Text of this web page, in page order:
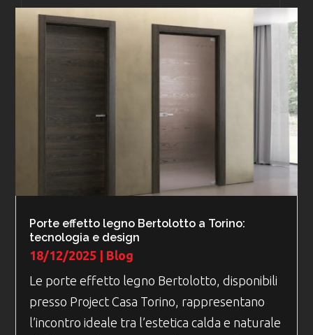
Porte effetto legno Bertolotto a Torino:
tecnologia e design
18/12/2025 | Blog
Le porte effetto legno Bertolotto, disponibili
presso Project Casa Torino, rappresentano
l’incontro ideale tra l’estetica calda e naturale